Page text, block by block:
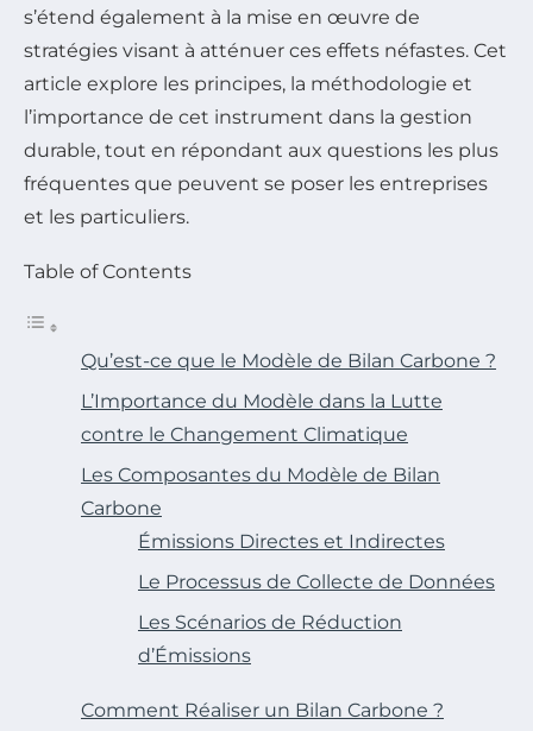
s’étend également à la mise en œuvre de
stratégies visant à atténuer ces effets néfastes. Cet
article explore les principes, la méthodologie et
l’importance de cet instrument dans la gestion
durable, tout en répondant aux questions les plus
fréquentes que peuvent se poser les entreprises
et les particuliers.
Table of Contents
Qu’est-ce que le Modèle de Bilan Carbone ?
L’Importance du Modèle dans la Lutte
contre le Changement Climatique
Les Composantes du Modèle de Bilan
Carbone
Émissions Directes et Indirectes
Le Processus de Collecte de Données
Les Scénarios de Réduction
d’Émissions
Comment Réaliser un Bilan Carbone ?